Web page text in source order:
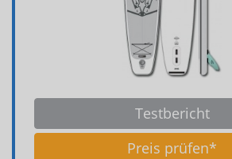
Testbericht
Preis prüfen*